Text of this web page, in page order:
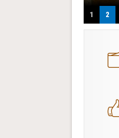
1 2